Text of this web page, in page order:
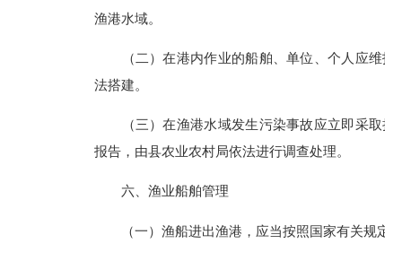
渔港水域。
（二）在港内作业的船舶、单位、个人应维护
法搭建。
（三）在渔港水域发生污染事故应立即采取措
报告，由县农业农村局依法进行调查处理。
六、渔业船舶管理
（一）渔船进出渔港，应当按照国家有关规定